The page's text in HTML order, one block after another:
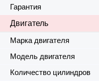
Гарантия
Двигатель
Марка двигателя
Модель двигателя
Количество цилиндров